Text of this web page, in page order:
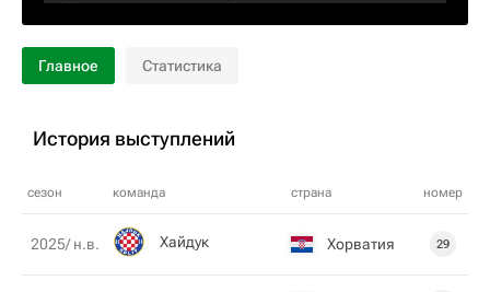
Главное Статистика
История выступлений
сезон команда страна номер
2025/ н.в. Хайдук Хорватия 29